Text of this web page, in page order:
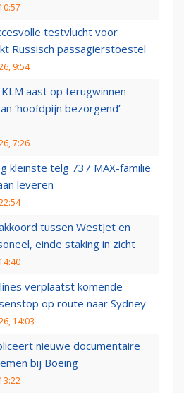
testvlucht voor
Russisch passagierstoestel
9:54
aast op terugwinnen
‘hoofdpijn bezorgend’
7:26
kleinste telg 737 MAX-familie
leveren
tussen WestJet en
einde staking in zicht
verplaatst komende
op route naar Sydney
14:03
nieuwe documentaire
bij Boeing